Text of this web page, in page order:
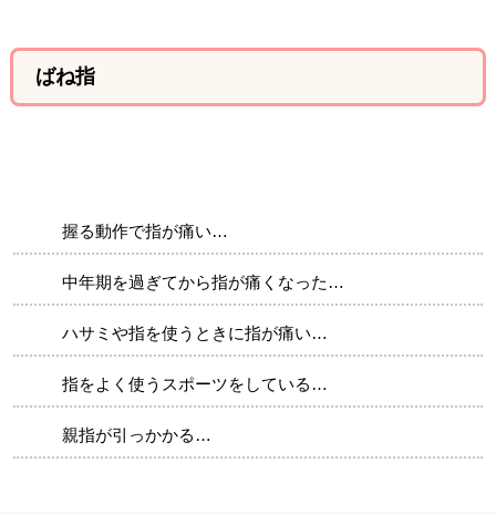
ばね指
握る動作で指が痛い…
中年期を過ぎてから指が痛くなった…
ハサミや指を使うときに指が痛い…
指をよく使うスポーツをしている…
親指が引っかかる…